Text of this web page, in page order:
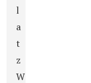
l
a
t
z
W